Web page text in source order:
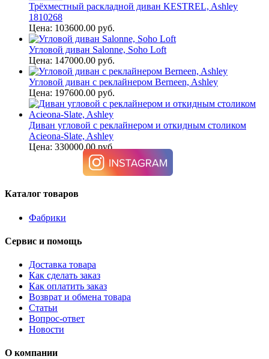
Трёхместный раскладной диван KESTREL, Ashley
1810268
Цена: 103600.00 руб.
Угловой диван Salonne, Soho Loft
Цена: 147000.00 руб.
Угловой диван с реклайнером Berneen, Ashley
Цена: 197600.00 руб.
Диван угловой с реклайнером и откидным столиком
Acieona-Slate, Ashley
Цена: 330000.00 руб.
Каталог товаров
Фабрики
Сервис и помощь
Доставка товара
Как сделать заказ
Как оплатить заказ
Возврат и обмена товара
Статьи
Вопрос-ответ
Новости
О компании